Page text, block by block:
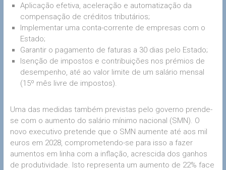
Aplicação efetiva, aceleração e automatização da
compensação de créditos tributários;
Implementar uma conta-corrente de empresas com o
Estado;
Garantir o pagamento de faturas a 30 dias pelo Estado;
Isenção de impostos e contribuições nos prémios de
desempenho, até ao valor limite de um salário mensal
(15º mês livre de impostos).
Uma das medidas também previstas pelo governo prende-
se com o aumento do salário mínimo nacional (SMN). O
novo executivo pretende que o SMN aumente até aos mil
euros em 2028, comprometendo-se para isso a fazer
aumentos em linha com a inflação, acrescida dos ganhos
de produtividade. Isto representa um aumento de 22% face